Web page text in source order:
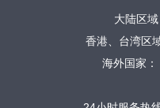
大陆区
香港、台湾区
海外国家